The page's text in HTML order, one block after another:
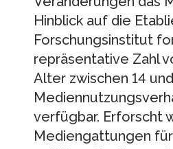
Hinblick auf die
Forschungsinstitut
repräsentative Zahl
Alter zwischen 14
verfügbar. Erforscht
Mediengattungen